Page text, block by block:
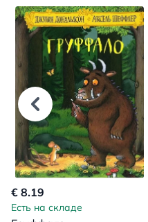
€ 8.19
Есть на складе